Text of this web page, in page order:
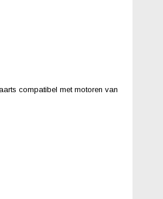
compatibel met motoren van